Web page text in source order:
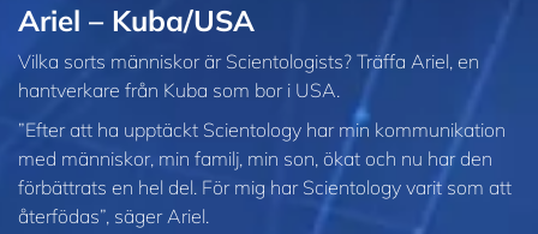
Ariel – Kuba/USA
Vilka sorts människor är Scientologists? Träffa Ariel, en
hantverkare från Kuba som bor i USA.
”Efter att ha upptäckt Scientology har min kommunikation
med människor, min familj, min son, ökat och nu har den
förbättrats en hel del. För mig har Scientology varit som att
återfödas”, säger Ariel.